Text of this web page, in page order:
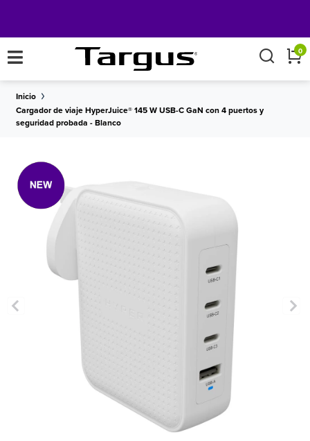
ENVÍO GRATUITO en todos los pedidos superiores a 50 euros
× 0
Inicio
Cargador de viaje HyperJuice® 145 W USB-C GaN con 4 puertos y
seguridad probada - Blanco